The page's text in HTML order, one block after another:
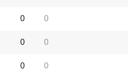
0
0
0
0
0
0